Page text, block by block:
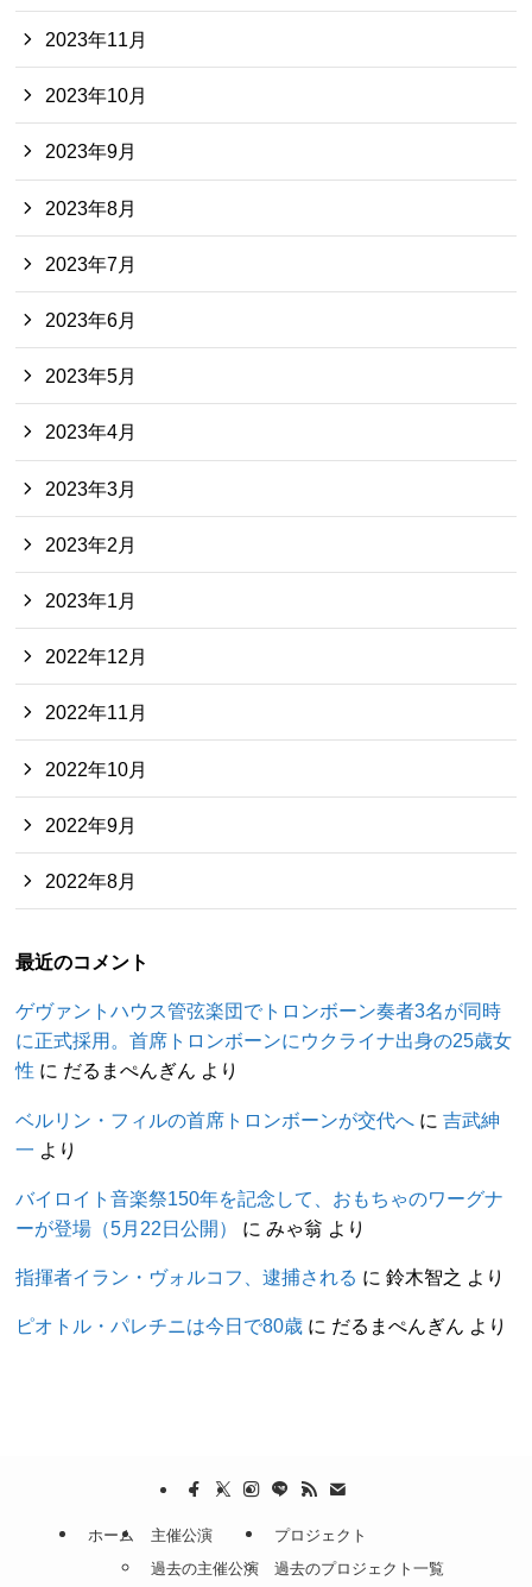
2023年11月
2023年10月
2023年9月
2023年8月
2023年7月
2023年6月
2023年5月
2023年4月
2023年3月
2023年2月
2023年1月
2022年12月
2022年11月
2022年10月
2022年9月
2022年8月
最近のコメント
ゲヴァントハウス管弦楽団でトロンボーン奏者3名が同時
に正式採用。首席トロンボーンにウクライナ出身の25歳女
性 に だるまぺんぎん より
ベルリン・フィルの首席トロンボーンが交代へ に吉武紳
一 より
バイロイト音楽祭150年を記念して、おもちゃのワーグナ
ーが登場（5月22日公開）
にみゃ翁 より
指揮者イラン・ヴォルコフ、逮捕される に鈴木智之 より
ピオトル・パレチニは今日で80歳 に だるまぺんぎん より
ホーム
主催公演
過去の主催公演
プロジェクト
過去のプロジェクト一覧